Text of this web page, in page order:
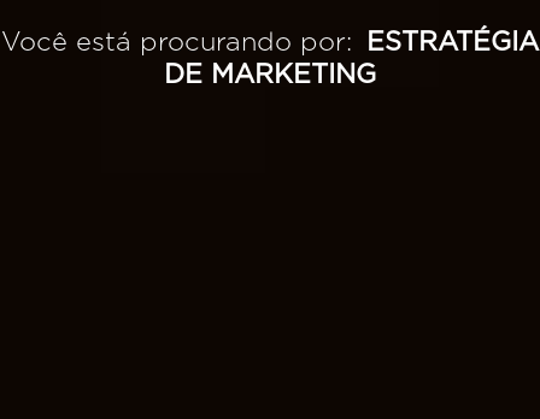
Você está procurando por:
ESTRATÉGIA
DE MARKETING